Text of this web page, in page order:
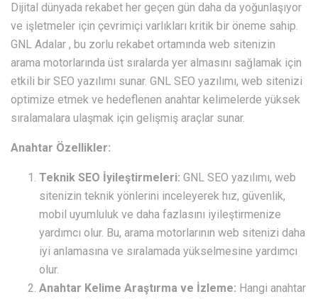
Dijital dünyada rekabet her geçen gün daha da yoğunlaşıyor
ve işletmeler için çevrimiçi varlıkları kritik bir öneme sahip.
GNL Adalar , bu zorlu rekabet ortamında web sitenizin
arama motorlarında üst sıralarda yer almasını sağlamak için
etkili bir SEO yazılımı sunar. GNL SEO yazılımı, web sitenizi
optimize etmek ve hedeflenen anahtar kelimelerde yüksek
sıralamalara ulaşmak için gelişmiş araçlar sunar.
Anahtar Özellikler:
Teknik SEO İyileştirmeleri: GNL SEO yazılımı, web
sitenizin teknik yönlerini inceleyerek hız, güvenlik,
mobil uyumluluk ve daha fazlasını iyileştirmenize
yardımcı olur. Bu, arama motorlarının web sitenizi daha
iyi anlamasına ve sıralamada yükselmesine yardımcı
olur.
Anahtar Kelime Araştırma ve İzleme: Hangi anahtar